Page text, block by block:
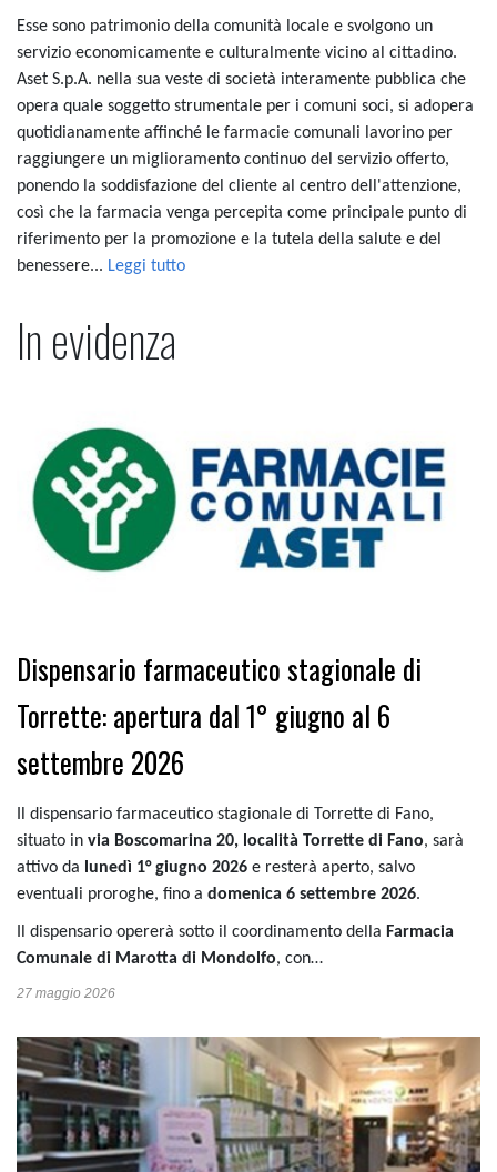
Esse sono patrimonio della comunità locale e svolgono un
servizio economicamente e culturalmente vicino al cittadino.
Aset S.p.A. nella sua veste di società interamente pubblica che
opera quale soggetto strumentale per i comuni soci, si adopera
quotidianamente affinché le farmacie comunali lavorino per
raggiungere un miglioramento continuo del servizio offerto,
ponendo la soddisfazione del cliente al centro dell'attenzione,
così che la farmacia venga percepita come principale punto di
riferimento per la promozione e la tutela della salute e del
benessere... Leggi tutto
In evidenza
Dispensario farmaceutico stagionale di
Torrette: apertura dal 1° giugno al 6
settembre 2026
Il dispensario farmaceutico stagionale di Torrette di Fano,
situato in via Boscomarina 20, località Torrette di Fano, sarà
attivo da lunedì 1° giugno 2026 e resterà aperto, salvo
eventuali proroghe, fino a domenica 6 settembre 2026.
Il dispensario opererà sotto il coordinamento della Farmacia
Comunale di Marotta di Mondolfo, con…
27 maggio 2026